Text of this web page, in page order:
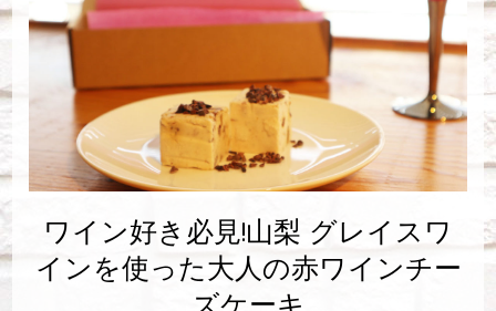
ワイン好き必見!山梨 グレイスワ
インを使った大人の赤ワインチー